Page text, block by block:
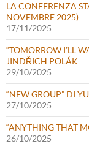
LA CONFERENZA
NOVEMBRE 2025)
17/11/2025
“TOMORROW I’LL
JINDŘICH POLÁK
29/10/2025
“NEW GROUP” DI
27/10/2025
“ANYTHING THAT
26/10/2025